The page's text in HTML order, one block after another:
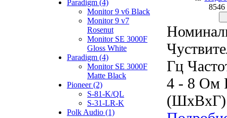
Paradigm (4)
Monitor 9 v6 Black
Monitor 9 v7
Rosenut
Monitor SE 3000F
Gloss White
Paradigm (4)
Monitor SE 3000F
Matte Black
Pioneer (2)
S-81-K/QL
S-31-LR-K
Polk Audio (1)
8546
Гц
4 - 8 Ом
(ШxВxГ):